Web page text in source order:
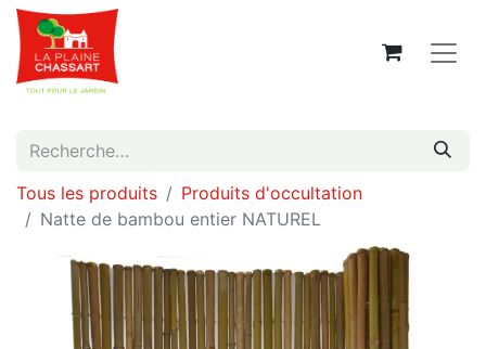
Tous les produits
Produits d'occultation
Natte de bambou entier NATUREL